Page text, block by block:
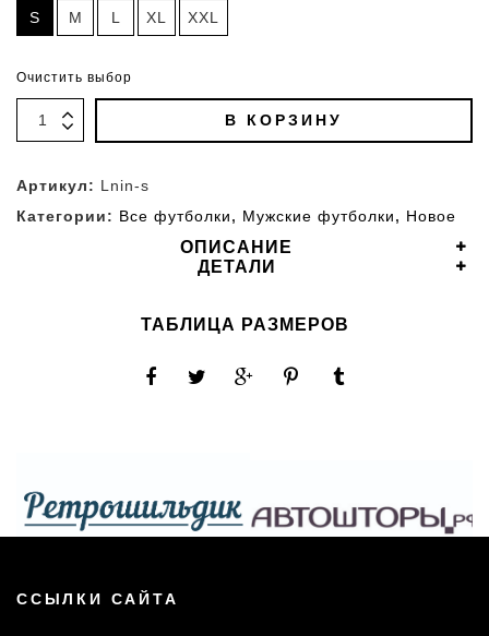
S M L XL XXL
Очистить выбор
В КОРЗИНУ
Артикул: Lnin-s
Категории: Все футболки, Мужские футболки, Новое
ОПИСАНИЕ
ДЕТАЛИ
ТАБЛИЦА РАЗМЕРОВ
ССЫЛКИ САЙТА